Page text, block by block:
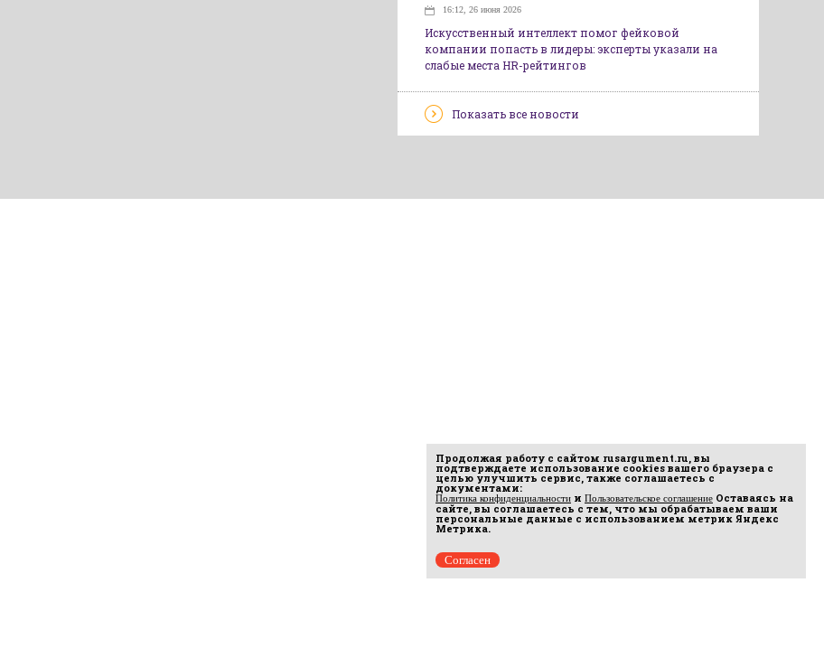
16:12, 26 июня 2026
Искусственный интеллект помог фейковой
компании попасть в лидеры: эксперты указали на
слабые места HR-рейтингов
Показать все новости
Продолжая работу с сайтом rusargument.ru, вы
подтверждаете использование cookies вашего браузера с
целью улучшить сервис, также соглашаетесь с
документами:
Политика конфиденциальности и Пользовательское соглашение Оставаясь на
сайте, вы соглашаетесь с тем, что мы обрабатываем ваши
персональные данные с использованием метрик Яндекс
Метрика.
Согласен